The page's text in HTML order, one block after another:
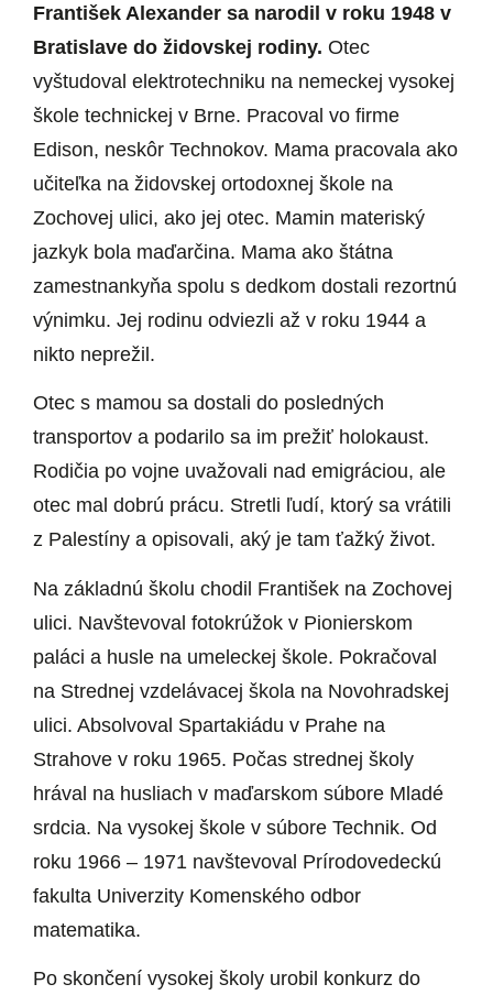
František Alexander sa narodil v roku 1948 v
Bratislave do židovskej rodiny. Otec
vyštudoval elektrotechniku na nemeckej vysokej
škole technickej v Brne. Pracoval vo firme
Edison, neskôr Technokov. Mama pracovala ako
učiteľka na židovskej ortodoxnej škole na
Zochovej ulici, ako jej otec. Mamin materiský
jazkyk bola maďarčina. Mama ako štátna
zamestnankyňa spolu s dedkom dostali rezortnú
výnimku. Jej rodinu odviezli až v roku 1944 a
nikto neprežil.
Otec s mamou sa dostali do posledných
transportov a podarilo sa im prežiť holokaust.
Rodičia po vojne uvažovali nad emigráciou, ale
otec mal dobrú prácu. Stretli ľudí, ktorý sa vrátili
z Palestíny a opisovali, aký je tam ťažký život.
Na základnú školu chodil František na Zochovej
ulici. Navštevoval fotokrúžok v Pionierskom
paláci a husle na umeleckej škole. Pokračoval
na Strednej vzdelávacej škola na Novohradskej
ulici. Absolvoval Spartakiádu v Prahe na
Strahove v roku 1965. Počas strednej školy
hrával na husliach v maďarskom súbore Mladé
srdcia. Na vysokej škole v súbore Technik. Od
roku 1966 – 1971 navštevoval Prírodovedeckú
fakulta Univerzity Komenského odbor
matematika.
Po skončení vysokej školy urobil konkurz do